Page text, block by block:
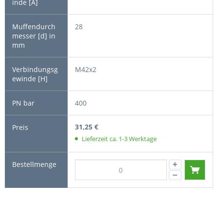
28
M42x2
400
31,25 €
Lieferzeit ca. 1-3 Werktage